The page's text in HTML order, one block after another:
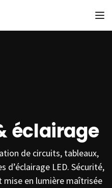
éclairage
de circuits, tableaux,
d’éclairage LED. Sécurité,
en lumière maîtrisée